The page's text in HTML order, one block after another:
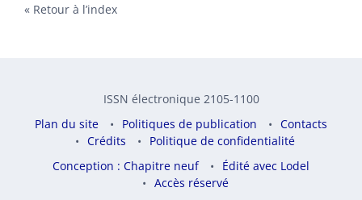
Retour à l’index
ISSN électronique 2105-1100
Plan du site
Politiques de publication
Contacts
Crédits
Politique de confidentialité
Conception : Chapitre neuf
Édité avec Lodel
Accès réservé